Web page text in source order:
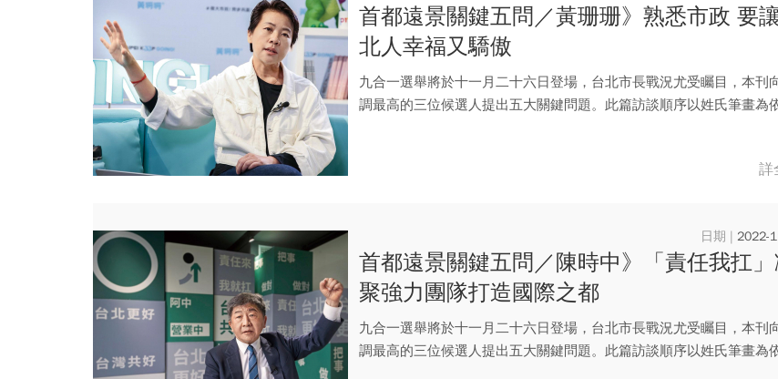
首都遠景關鍵五問／黃珊珊》熟悉市政 要
北人幸福又驕傲
九合一選舉將於十一月二十六日登場，台北市長戰況尤受矚目，本刊
調最高的三位候選人提出五大關鍵問題。此篇訪談順序以姓氏筆畫為
詳
2022-
首都遠景關鍵五問／陳時中》「責任我扛」
聚強力團隊打造國際之都
九合一選舉將於十一月二十六日登場，台北市長戰況尤受矚目，本刊
調最高的三位候選人提出五大關鍵問題。此篇訪談順序以姓氏筆畫為